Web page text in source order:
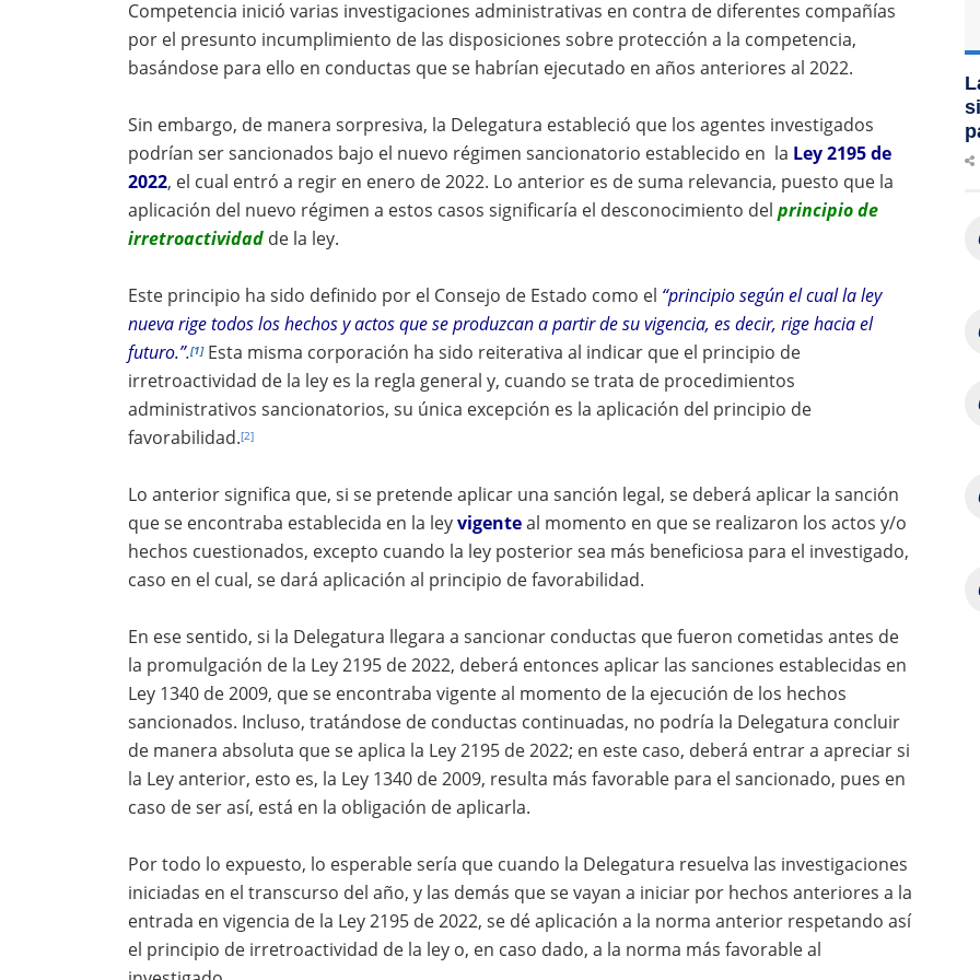
Competencia inició varias investigaciones administrativas en contra de diferentes compañías
por el presunto incumplimiento de las disposiciones sobre protección a la competencia,
basándose para ello en conductas que se habrían ejecutado en años anteriores al 2022.
Sin embargo, de manera sorpresiva, la Delegatura estableció que los agentes investigados
podrían ser sancionados bajo el nuevo régimen sancionatorio establecido en la Ley 2195 de
2022, el cual entró a regir en enero de 2022. Lo anterior es de suma relevancia, puesto que la
aplicación del nuevo régimen a estos casos significaría el desconocimiento del principio de
irretroactividad de la ley.
Este principio ha sido definido por el Consejo de Estado como el “principio según el cual la ley
nueva rige todos los hechos y actos que se produzcan a partir de su vigencia, es decir, rige hacia el
futuro.”.[1] Esta misma corporación ha sido reiterativa al indicar que el principio de
irretroactividad de la ley es la regla general y, cuando se trata de procedimientos
administrativos sancionatorios, su única excepción es la aplicación del principio de
favorabilidad.[2]
Lo anterior significa que, si se pretende aplicar una sanción legal, se deberá aplicar la sanción
que se encontraba establecida en la leyvigenteal momento en que se realizaron los actos y/o
hechos cuestionados, excepto cuando la ley posterior sea más beneficiosa para el investigado,
caso en el cual, se dará aplicación al principio de favorabilidad.
En ese sentido, si la Delegatura llegara a sancionar conductas que fueron cometidas antes de
la promulgación de la Ley 2195 de 2022, deberá entonces aplicar las sanciones establecidas en
Ley 1340 de 2009, que se encontraba vigente al momento de la ejecución de los hechos
sancionados. Incluso, tratándose de conductas continuadas, no podría la Delegatura concluir
de manera absoluta que se aplica la Ley 2195 de 2022; en este caso, deberá entrar a apreciar si
la Ley anterior, esto es, la Ley 1340 de 2009, resulta más favorable para el sancionado, pues en
caso de ser así, está en la obligación de aplicarla.
Por todo lo expuesto, lo esperable sería que cuando la Delegatura resuelva las investigaciones
iniciadas en el transcurso del año, y las demás que se vayan a iniciar por hechos anteriores a la
entrada en vigencia de la Ley 2195 de 2022, se dé aplicación a la norma anterior respetando así
el principio de irretroactividad de la ley o, en caso dado, a la norma más favorable al